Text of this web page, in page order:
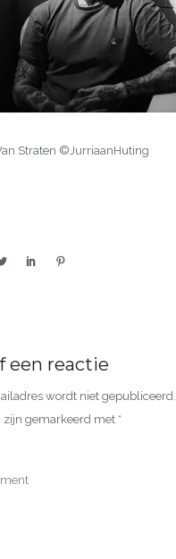
Straten ©JurriaanHuting
een reactie
wordt niet gepubliceerd.
zijn gemarkeerd met *